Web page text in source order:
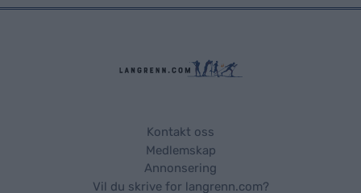
Kontakt oss
Medlemskap
Annonsering
Vil du skrive for langrenn.com?